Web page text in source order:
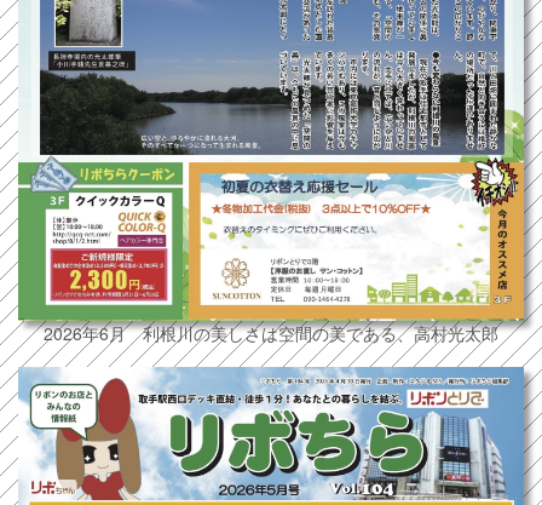
2026年6月 利根川の美しさは空間の美である、高村光太郎